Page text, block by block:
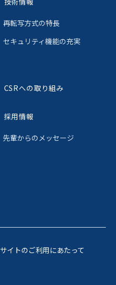
再転写方式の特長
セキュリティ機能の充実
CSRへの取り組み
採用情報
先輩からのメッセージ
サイトのご利用にあたって